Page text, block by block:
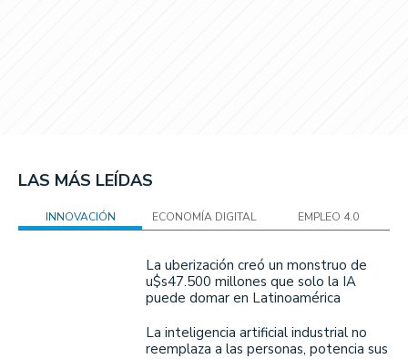
LAS MÁS LEÍDAS
INNOVACIÓN ECONOMÍA DIGITAL EMPLEO 4.0
La uberización creó un monstruo de
u$s47.500 millones que solo la IA
puede domar en Latinoamérica
La inteligencia artificial industrial no
reemplaza a las personas, potencia sus